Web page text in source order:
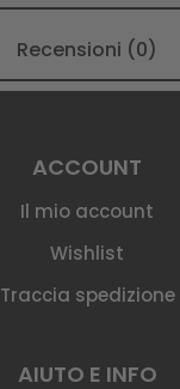
Recensioni (0)
ACCOUNT
Il mio account
Wishlist
Traccia spedizione
AIUTO E INFO